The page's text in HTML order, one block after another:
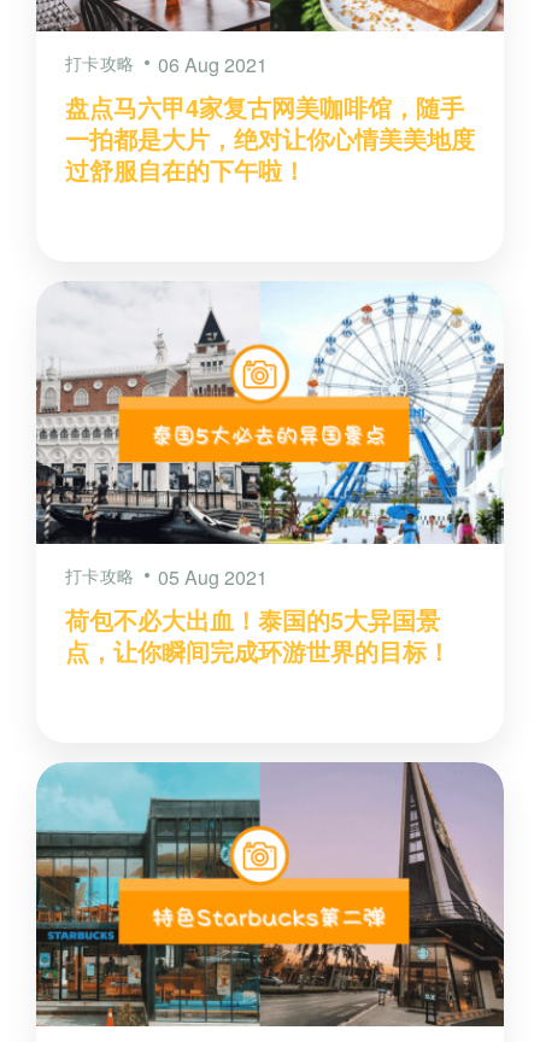
打卡攻略 06 Aug 2021
盘点马六甲4家复古网美咖啡馆，随手
一拍都是大片，绝对让你心情美美地度
过舒服自在的下午啦！
打卡攻略 05 Aug 2021
荷包不必大出血！泰国的5大异国景
点，让你瞬间完成环游世界的目标！